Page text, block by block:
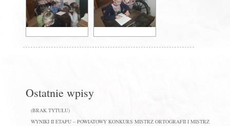
Ostatnie wpisy
(BRAK TYTUŁU)
WYNIKI II ETAPU – POWIATOWY KONKURS MISTRZ ORTOGRAFII I MISTRZ